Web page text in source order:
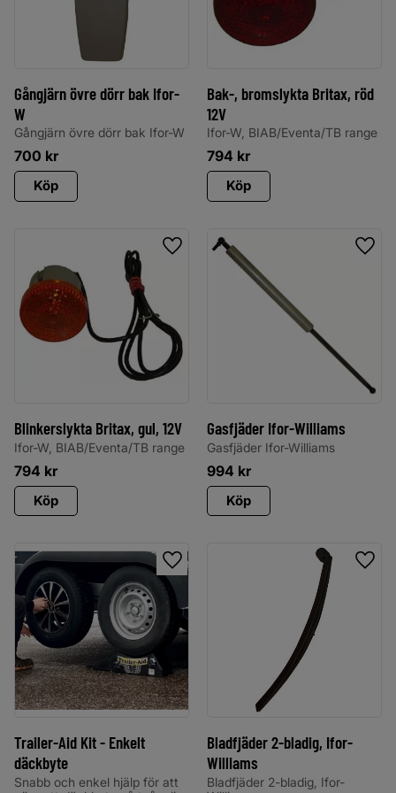
Gångjärn övre dörr bak Ifor-
W
Gångjärn övre dörr bak Ifor-W
700 kr
Köp
Bak-, bromslykta Britax, röd
12V
Ifor-W, BIAB/Eventa/TB range
794 kr
Köp
Blinkerslykta Britax, gul, 12V
Ifor-W, BIAB/Eventa/TB range
794 kr
Lägg till i favoriter
Köp
Gasfjäder Ifor-Williams
Gasfjäder Ifor-Williams
994 kr
Köp
Trailer-Aid Kit - Enkelt
däckbyte
Snabb och enkel hjälp för att
Lägg till i favoriter
Bladfjäder 2-bladig, Ifor-
Williams
Bladfjäder 2-bladig, Ifor-